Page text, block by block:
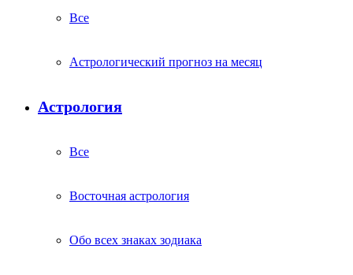
Все
Астрологический прогноз на месяц
Астрология
Все
Восточная астрология
Обо всех знаках зодиака